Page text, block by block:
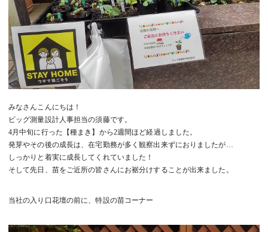
みなさんこんにちは！
ビッグ測量設計人事担当の須藤です。
4月中旬に行った【種まき】から2週間ほど経過しました。
発芽やその後の成長は、在宅勤務が多く観察出来ずにおりましたが…
しっかりと着実に成長してくれていました！
そして先日、苗をご近所の皆さんにお裾分けすることが出来ました。
当社の入り口花壇の前に、特設の苗コーナー